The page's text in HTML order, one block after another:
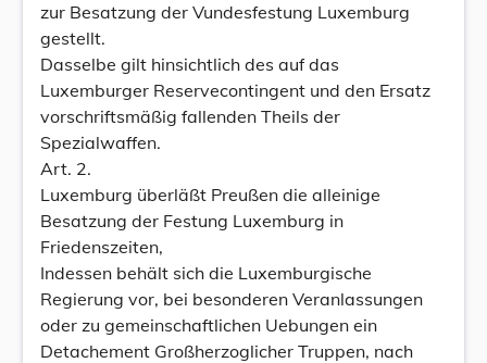
zur Besatzung der Vundesfestung Luxemburg
gestellt.
Dasselbe gilt hinsichtlich des auf das
Luxemburger Reservecontingent und den Ersatz
vorschriftsmäßig fallenden Theils der
Spezialwaffen.
Art. 2.
Luxemburg überläßt Preußen die alleinige
Besatzung der Festung Luxemburg in
Friedenszeiten,
Indessen behält sich die Luxemburgische
Regierung vor, bei besonderen Veranlassungen
oder zu gemeinschaftlichen Uebungen ein
Detachement Großherzoglicher Truppen, nach